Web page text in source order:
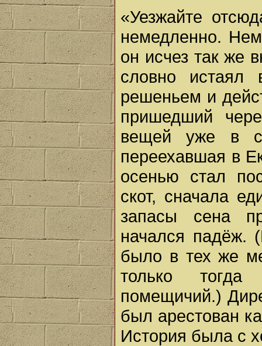
«Уезжайте
немедленно.
он исчез так же
словно
решеньем и
пришедший
вещей уже в
переехавшая в
осенью стал
скот, сначала
запасы сена
начался падёж.
было в тех же
только тогда
помещичий.)
был арестован
История была с